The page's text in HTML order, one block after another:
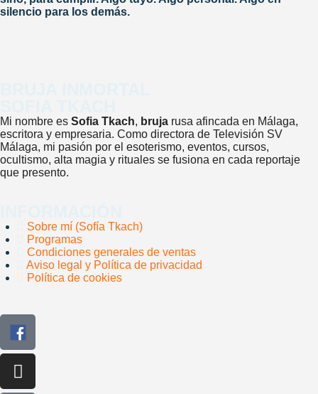
silencio para los demás.
Mi nombre es Sofia Tkach, bruja rusa afincada en Málaga,
escritora y empresaria. Como directora de Televisión SV
Málaga, mi pasión por el esoterismo, eventos, cursos,
ocultismo, alta magia y rituales se fusiona en cada reportaje
que presento.
Sobre mí (Sofía Tkach)
Programas
Condiciones generales de ventas
Aviso legal y Política de privacidad
Política de cookies